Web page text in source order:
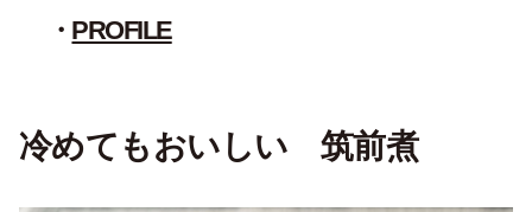
PROFILE
冷めてもおいしい 筑前煮